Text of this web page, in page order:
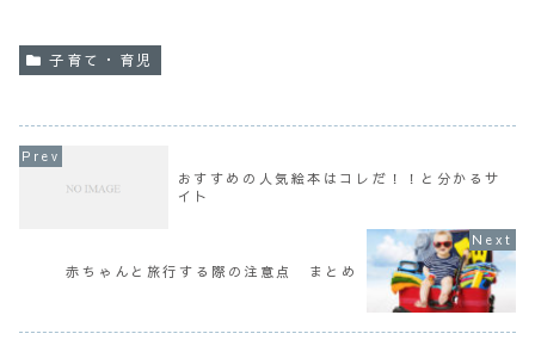
子育て・育児
おすすめの人気絵本はコレだ！！と分かるサ
イト
赤ちゃんと旅行する際の注意点 まとめ